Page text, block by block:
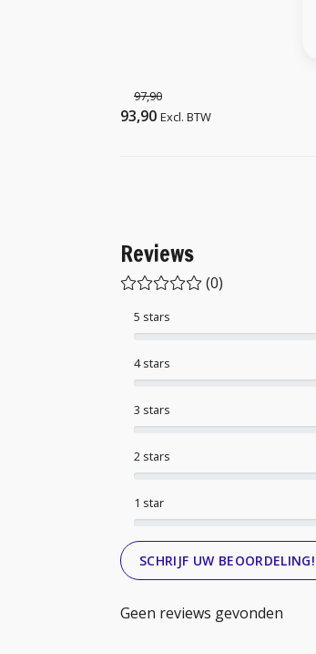
97,90
93,90 Excl. BTW
Reviews
(0)
1 star
2 stars
3 stars
4 stars
5 stars
SCHRIJF UW BEOORDELING!
Geen reviews gevonden